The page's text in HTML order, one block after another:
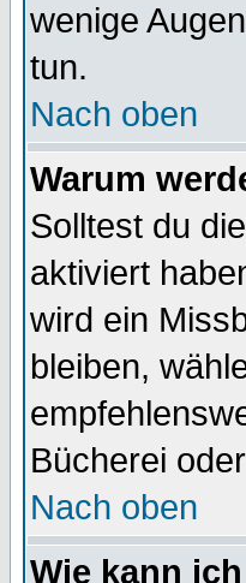
wenige
tun.
Nach oben
Warum
Solltest du
aktiviert
wird ein
bleiben,
Bücherei
Nach oben
Wie kann